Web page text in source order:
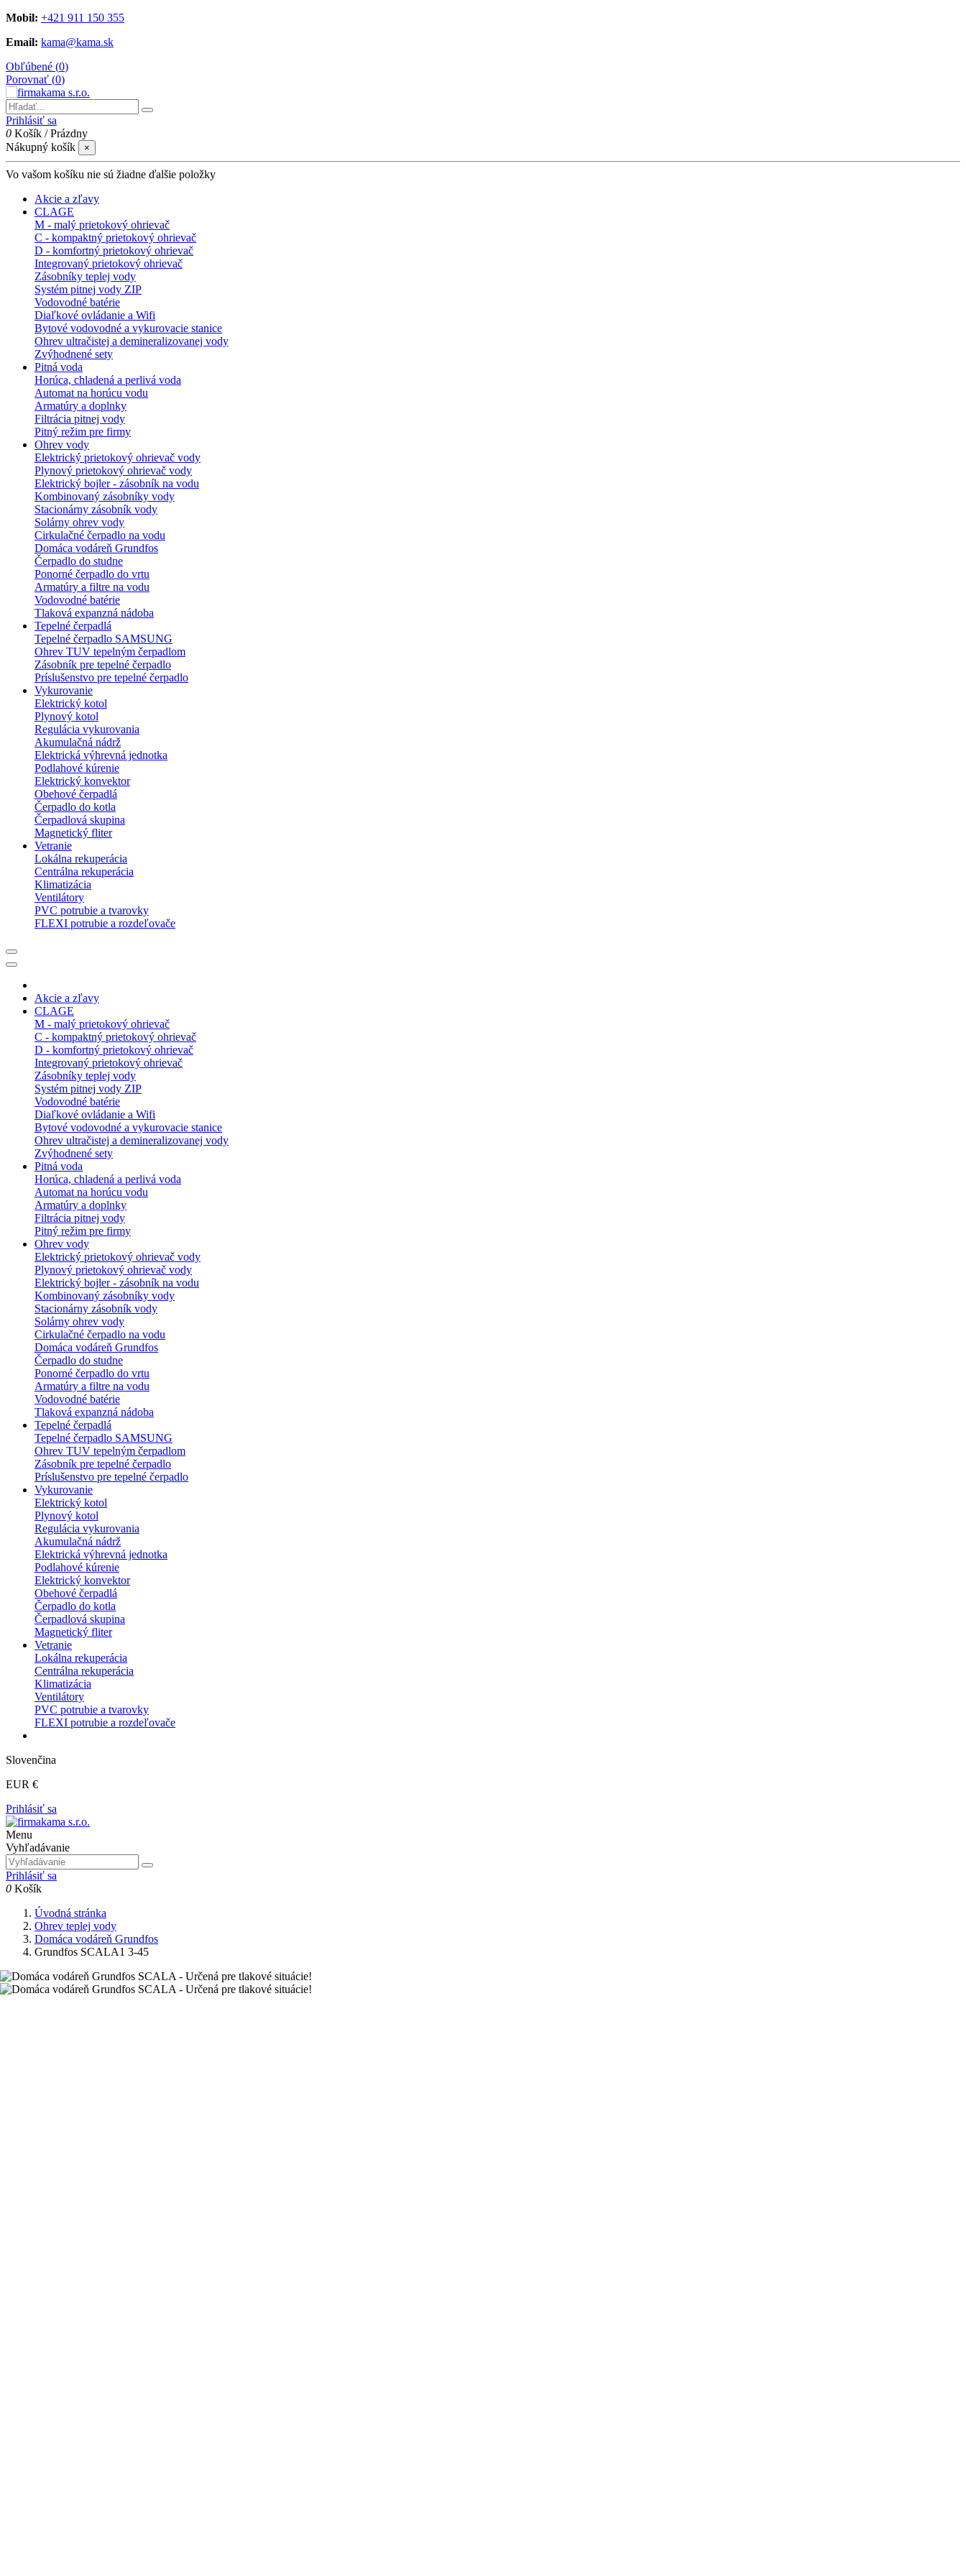
Mobil: +421 911 150 355
Email: kama@kama.sk
Obľúbené (0)
Porovnať (0)
Prihlásiť sa
0 Košík /Prázdny
Nákupný košík
×
Vo vašom košíku nie sú žiadne ďalšie položky
Akcie a zľavy
CLAGE
M - malý prietokový ohrievač
C - kompaktný prietokový ohrievač
D - komfortný prietokový ohrievač
Integrovaný prietokový ohrievač
Zásobníky teplej vody
Systém pitnej vody ZIP
Vodovodné batérie
Diaľkové ovládanie a Wifi
Bytové vodovodné a vykurovacie stanice
Ohrev ultračistej a demineralizovanej vody
Zvýhodnené sety
Pitná voda
Horúca, chladená a perlivá voda
Automat na horúcu vodu
Armatúry a doplnky
Filtrácia pitnej vody
Pitný režim pre firmy
Ohrev vody
Elektrický prietokový ohrievač vody
Plynový prietokový ohrievač vody
Elektrický bojler - zásobník na vodu
Kombinovaný zásobníky vody
Stacionárny zásobník vody
Solárny ohrev vody
Cirkulačné čerpadlo na vodu
Domáca vodáreň Grundfos
Čerpadlo do studne
Ponorné čerpadlo do vrtu
Armatúry a filtre na vodu
Vodovodné batérie
Tlaková expanzná nádoba
Tepelné čerpadlá
Tepelné čerpadlo SAMSUNG
Ohrev TUV tepelným čerpadlom
Zásobník pre tepelné čerpadlo
Príslušenstvo pre tepelné čerpadlo
Vykurovanie
Elektrický kotol
Plynový kotol
Regulácia vykurovania
Akumulačná nádrž
Elektrická výhrevná jednotka
Podlahové kúrenie
Elektrický konvektor
Obehové čerpadlá
Čerpadlo do kotla
Čerpadlová skupina
Magnetický fliter
Vetranie
Lokálna rekuperácia
Centrálna rekuperácia
Klimatizácia
Ventilátory
PVC potrubie a tvarovky
FLEXI potrubie a rozdeľovače
Akcie a zľavy
CLAGE
M - malý prietokový ohrievač
C - kompaktný prietokový ohrievač
D - komfortný prietokový ohrievač
Integrovaný prietokový ohrievač
Zásobníky teplej vody
Systém pitnej vody ZIP
Vodovodné batérie
Diaľkové ovládanie a Wifi
Bytové vodovodné a vykurovacie stanice
Ohrev ultračistej a demineralizovanej vody
Zvýhodnené sety
Pitná voda
Horúca, chladená a perlivá voda
Automat na horúcu vodu
Armatúry a doplnky
Filtrácia pitnej vody
Pitný režim pre firmy
Ohrev vody
Elektrický prietokový ohrievač vody
Plynový prietokový ohrievač vody
Elektrický bojler - zásobník na vodu
Kombinovaný zásobníky vody
Stacionárny zásobník vody
Solárny ohrev vody
Cirkulačné čerpadlo na vodu
Domáca vodáreň Grundfos
Čerpadlo do studne
Ponorné čerpadlo do vrtu
Armatúry a filtre na vodu
Vodovodné batérie
Tlaková expanzná nádoba
Tepelné čerpadlá
Tepelné čerpadlo SAMSUNG
Ohrev TUV tepelným čerpadlom
Zásobník pre tepelné čerpadlo
Príslušenstvo pre tepelné čerpadlo
Vykurovanie
Elektrický kotol
Plynový kotol
Regulácia vykurovania
Akumulačná nádrž
Elektrická výhrevná jednotka
Podlahové kúrenie
Elektrický konvektor
Obehové čerpadlá
Čerpadlo do kotla
Čerpadlová skupina
Magnetický fliter
Vetranie
Lokálna rekuperácia
Centrálna rekuperácia
Klimatizácia
Ventilátory
PVC potrubie a tvarovky
FLEXI potrubie a rozdeľovače
Slovenčina
EUR €
Prihlásiť sa
Menu
Vyhľadávanie
Prihlásiť sa
0 Košík
Úvodná stránka
Ohrev teplej vody
Domáca vodáreň Grundfos
Grundfos SCALA1 3-45